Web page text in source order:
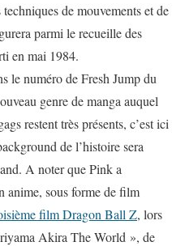
de mouvements et de
parmi le recueille des
en mai 1984.
le numéro de Fresh Jump du
genre de manga auquel
restent très présents, c’est ici
de l’histoire sera
A noter que Pink a
anime, sous forme de film
film Dragon Ball Z, lors
Akira The World », de